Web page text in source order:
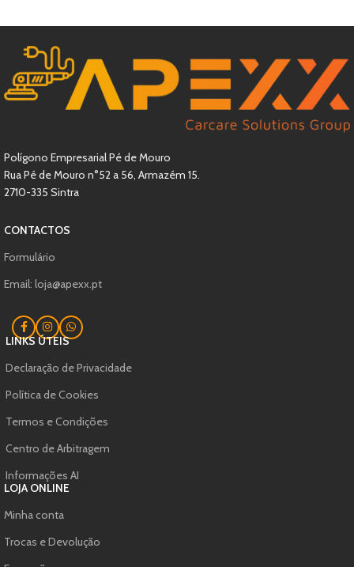
Polígono Empresarial Pé de Mouro
Rua Pé de Mouro n°52 a 56, Armazém 15.
2710-335 Sintra
CONTACTOS
Formulário
Email: loja@apexx.pt
LINKS ÚTEIS
Declaração de Privacidade
Política de Cookies
Termos e Condições
Centro de Arbitragem
Informações AI
LOJA ONLINE
Minha conta
Trocas e Devolução